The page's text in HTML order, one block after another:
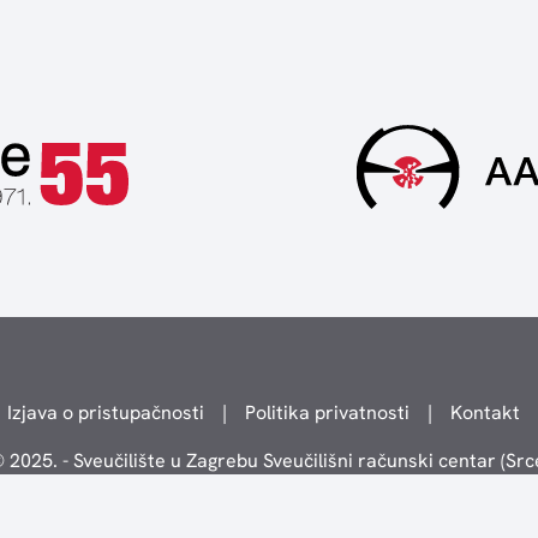
Izjava o pristupačnosti | Politika privatnosti |
Kontakt
2025. - Sveučilište u Zagrebu Sveučilišni računski centar